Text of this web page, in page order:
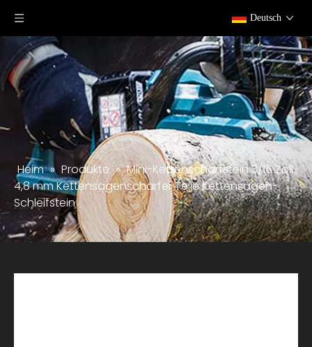
Deutsch
Heim » Produkte » Mini-Kettenschärfstein 3/16 Zoll
4,8 mm Kettensägenschärfer Teile Kettensägen-
Schleifstein